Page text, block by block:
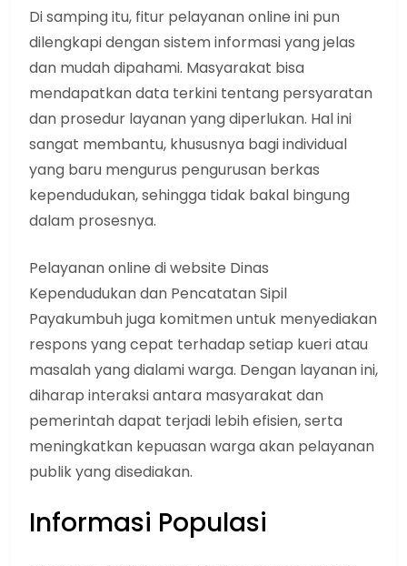
Di samping itu, fitur pelayanan online ini pun
dilengkapi dengan sistem informasi yang jelas
dan mudah dipahami. Masyarakat bisa
mendapatkan data terkini tentang persyaratan
dan prosedur layanan yang diperlukan. Hal ini
sangat membantu, khususnya bagi individual
yang baru mengurus pengurusan berkas
kependudukan, sehingga tidak bakal bingung
dalam prosesnya.
Pelayanan online di website Dinas
Kependudukan dan Pencatatan Sipil
Payakumbuh juga komitmen untuk menyediakan
respons yang cepat terhadap setiap kueri atau
masalah yang dialami warga. Dengan layanan ini,
diharap interaksi antara masyarakat dan
pemerintah dapat terjadi lebih efisien, serta
meningkatkan kepuasan warga akan pelayanan
publik yang disediakan.
Informasi Populasi